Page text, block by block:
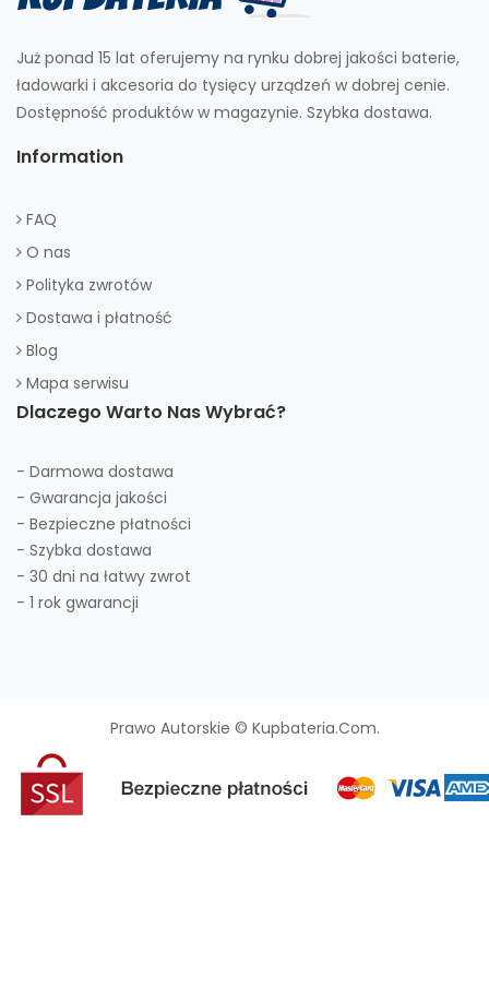
Już ponad 15 lat oferujemy na rynku dobrej jakości baterie,
ładowarki i akcesoria do tysięcy urządzeń w dobrej cenie.
Dostępność produktów w magazynie. Szybka dostawa.
Information
FAQ
O nas
Polityka zwrotów
Dostawa i płatność
Blog
Mapa serwisu
Dlaczego Warto Nas Wybrać?
- Darmowa dostawa
- Gwarancja jakości
- Bezpieczne płatności
- Szybka dostawa
- 30 dni na łatwy zwrot
- 1 rok gwarancji
Prawo Autorskie © Kupbateria.com.